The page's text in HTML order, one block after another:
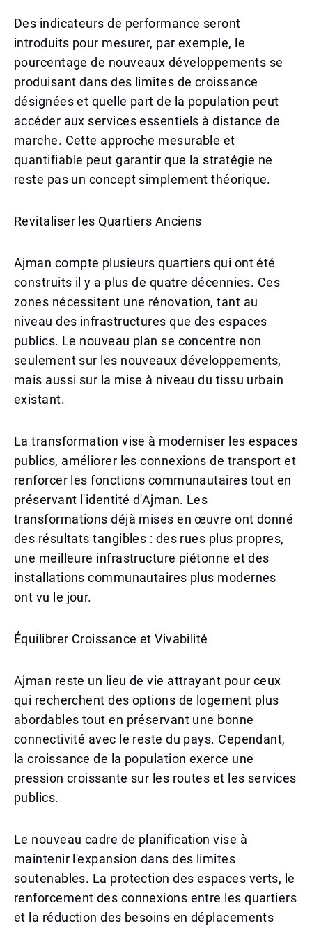
Des indicateurs de performance seront
introduits pour mesurer, par exemple, le
pourcentage de nouveaux développements se
produisant dans des limites de croissance
désignées et quelle part de la population peut
accéder aux services essentiels à distance de
marche. Cette approche mesurable et
quantifiable peut garantir que la stratégie ne
reste pas un concept simplement théorique.
Revitaliser les Quartiers Anciens
Ajman compte plusieurs quartiers qui ont été
construits il y a plus de quatre décennies. Ces
zones nécessitent une rénovation, tant au
niveau des infrastructures que des espaces
publics. Le nouveau plan se concentre non
seulement sur les nouveaux développements,
mais aussi sur la mise à niveau du tissu urbain
existant.
La transformation vise à moderniser les espaces
publics, améliorer les connexions de transport et
renforcer les fonctions communautaires tout en
préservant l'identité d'Ajman. Les
transformations déjà mises en œuvre ont donné
des résultats tangibles : des rues plus propres,
une meilleure infrastructure piétonne et des
installations communautaires plus modernes
ont vu le jour.
Équilibrer Croissance et Vivabilité
Ajman reste un lieu de vie attrayant pour ceux
qui recherchent des options de logement plus
abordables tout en préservant une bonne
connectivité avec le reste du pays. Cependant,
la croissance de la population exerce une
pression croissante sur les routes et les services
publics.
Le nouveau cadre de planification vise à
maintenir l'expansion dans des limites
soutenables. La protection des espaces verts, le
renforcement des connexions entre les quartiers
et la réduction des besoins en déplacements